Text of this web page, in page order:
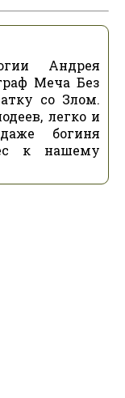
Андрея
Меча Без
со Злом.
легко и
богиня
к нашему